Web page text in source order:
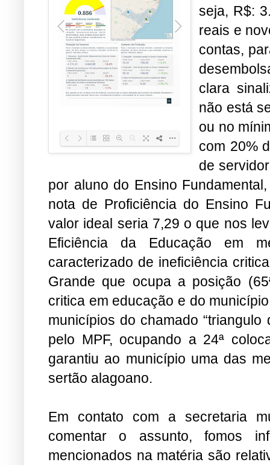
seja, R$:
reais e
contas,
clara
não está
ou no
com 20%
de
por aluno do Ensino
nota de Proficiência do Ensino
valor ideal seria 7,29 o que nos
Eficiência da Educação em
caracterizado de ineficiência
Grande que ocupa a posição
critica em educação e do
municípios do chamado
pelo MPF, ocupando a 24ª
garantiu ao município uma das
sertão alagoano.
Em contato com a secretaria
comentar o assunto, fomos
mencionados na matéria são